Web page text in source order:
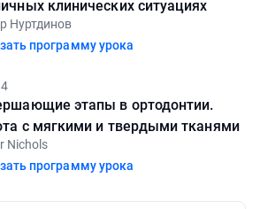
клинических ситуациях
Нуртдинов
программу урока
этапы в ортодонтии.
с мягкими и твердыми тканями
Nichols
программу урока